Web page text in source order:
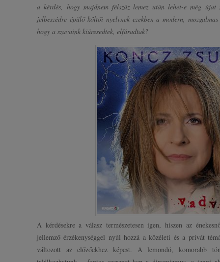
a kérdés, hogy majdnem félszáz lemez után lehet-e még
jelbeszédre épülő költői nyelvnek ezekben a modern,
hogy a szavaink kiüresedtek, elfáradtak?
A kérdésekre a válasz természetesen igen, hiszen az
jellemző érzékenységgel nyúl hozzá a közéleti és a privát
változott az előzőekhez képest. A lemondó, komorabb